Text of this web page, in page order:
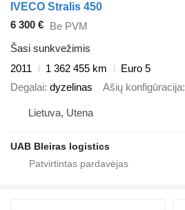
IVECO Stralis 450
6 300 € Be PVM
Šasi sunkvežimis
2011
1 362 455 km
Euro 5
Degalai dyzelinas Ašių konfigūracija
Lietuva, Utena
UAB Bleiras logistics